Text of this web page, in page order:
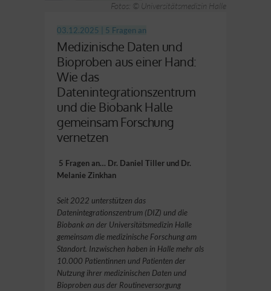
Fotos: © Universitätsmedizin Halle
03.12.2025 | 5 Fragen an
Medizinische Daten und
Bioproben aus einer Hand:
Wie das
Datenintegrationszentrum
und die Biobank Halle
gemeinsam Forschung
vernetzen
5 Fragen an… Dr. Daniel Tiller und Dr.
Melanie Zinkhan
Seit 2022 unterstützen das
Datenintegrationszentrum (DIZ) und die
Biobank an der Universitätsmedizin Halle
gemeinsam die medizinische Forschung am
Standort. Inzwischen haben in Halle mehr als
10.000 Patientinnen und Patienten der
Nutzung ihrer medizinischen Daten und
Bioproben aus der Routineversorgung